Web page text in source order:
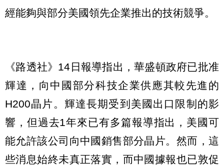
經能夠與部分美國領先企業推出的技術競爭。
《路透社》14日報導指出，華盛頓政府已批准
輝達，向中國部分科技企業供應其較先進的
H200晶片。輝達長期受到美國出口限制的影
響，但過去1年來已有多篇報導指出，美國可
能允許該公司向中國銷售部分晶片。然而，這
些消息始終未真正落實，而中國據報也已敦促